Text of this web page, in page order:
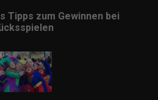
Tipps zum Gewinnen bei